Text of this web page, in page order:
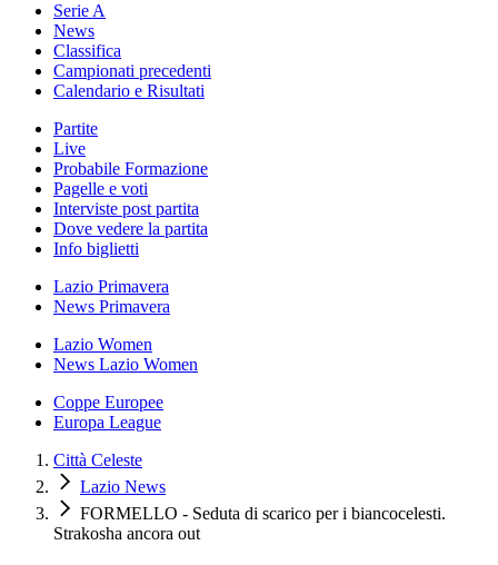
Serie A
News
Classifica
Campionati precedenti
Calendario e Risultati
Partite
Live
Probabile Formazione
Pagelle e voti
Interviste post partita
Dove vedere la partita
Info biglietti
Lazio Primavera
News Primavera
Lazio Women
News Lazio Women
Coppe Europee
Europa League
Città Celeste
Lazio News
FORMELLO - Seduta di scarico per i biancocelesti.
Strakosha ancora out